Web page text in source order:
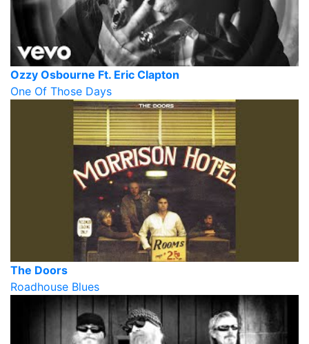
Ozzy Osbourne Ft. Eric Clapton
One Of Those Days
The Doors
Roadhouse Blues